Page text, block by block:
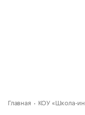
Главная КОУ «Школа-